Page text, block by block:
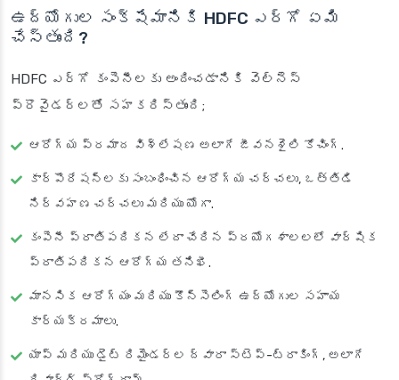
ఉద్యోగుల సంక్షేమానికి HDFC ఎర్గో ఏమి
చేస్తుంది?
HDFC ఎర్గో కంపెనీలకు అందించడానికి వెల్‌నెస్
ప్రొవైడర్లతో సహకరిస్తుంది;
ఆరోగ్య ప్రమాద విశ్లేషణ అలాగే జీవనశైలి కోచింగ్.
కార్పొరేషన్‌లకు సంబంధించిన ఆరోగ్య చర్చలు, ఒత్తిడి
నిర్వహణ చర్చలు మరియు యోగా.
కంపెనీ ప్రాతిపదికన లేదా చేరిన ప్రయోగశాలలలో వార్షిక
ప్రాతిపదికన ఆరోగ్య తనిఖీ.
మానసిక ఆరోగ్యం మరియు కౌన్సెలింగ్ ఉద్యోగుల సహాయ
కార్యక్రమాలు.
యాప్ మరియు డైట్ రిమైండర్‌ల ద్వారా స్టెప్-ట్రాకింగ్, అలాగే